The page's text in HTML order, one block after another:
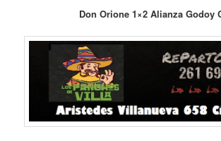
Don Orione 1×2 Alianza Godoy